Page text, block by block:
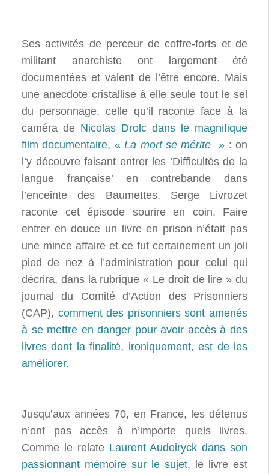
Ses activités de perceur de coffre-forts et de
militant anarchiste ont largement été
documentées et valent de l’être encore. Mais
une anecdote cristallise à elle seule tout le sel
du personnage, celle qu’il raconte face à la
caméra de Nicolas Drolc dans le magnifique
film documentaire, «La mort se mérite » : on
l’y découvre faisant entrer les ’Difficultés de la
langue française’ en contrebande dans
l’enceinte des Baumettes. Serge Livrozet
raconte cet épisode sourire en coin. Faire
entrer en douce un livre en prison n’était pas
une mince affaire et ce fut certainement un joli
pied de nez à l’administration pour celui qui
décrira, dans la rubrique « Le droit de lire » du
journal du Comité d’Action des Prisonniers
(CAP), comment des prisonniers sont amenés
à se mettre en danger pour avoir accès à des
livres dont la finalité, ironiquement, est de les
améliorer.
Jusqu’aux années 70, en France, les détenus
n’ont pas accès à n’importe quels livres.
Comme le relate Laurent Audeiryck dans son
passionnant mémoire sur le sujet, le livre est